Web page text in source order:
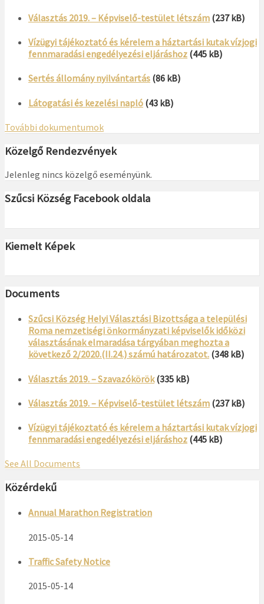
Választás 2019. – Képviselő-testület létszám (237 kB)
Vízügyi tájékoztató és kérelem a háztartási kutak vízjogi
fennmaradási engedélyezési eljáráshoz (445 kB)
Sertés állomány nyilvántartás (86 kB)
Látogatási és kezelési napló (43 kB)
További dokumentumok
Közelgő Rendezvények
Jelenleg nincs közelgő eseményünk.
Szűcsi Község Facebook oldala
Kiemelt Képek
Documents
Szűcsi Község Helyi Választási Bizottsága a települési
Roma nemzetiségi önkormányzati képviselők időközi
választásának elmaradása tárgyában meghozta a
következő 2/2020.(II.24.) számú határozatot. (348 kB)
Választás 2019. – Szavazókörök (335 kB)
Választás 2019. – Képviselő-testület létszám (237 kB)
Vízügyi tájékoztató és kérelem a háztartási kutak vízjogi
fennmaradási engedélyezési eljáráshoz (445 kB)
See All Documents
Közérdekű
Annual Marathon Registration
2015-05-14
Traffic Safety Notice
2015-05-14